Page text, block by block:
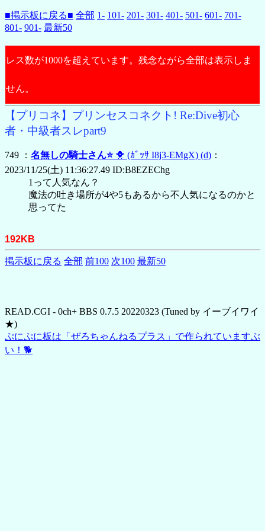
■掲示板に戻る■ 全部 1- 101- 201- 301- 401- 501- 601- 701-
801- 901- 最新50
レス数が1000を超えています。残念ながら全部は表示しま
せん。
【プリコネ】プリンセスコネクト! Re:Dive初心
者・中級者スレpart9
749 ： 名無しの騎士さん⭐ 🐥 (ｶﾞｯｻ I8j3-EMgX) (d) ：
2023/11/25(土) 11:36:27.49 ID:B8EZEChg
1って人気なん？
魔法の吐き場所が4や5もあるから不人気になるのかと
思ってた
192KB
掲示板に戻る 全部 前100 次100 最新50
READ.CGI - 0ch+ BBS 0.7.5 20220323 (Tuned by イーブイワイ
★)
ぷにぷに板は「ぜろちゃんねるプラス」で作られていますぶ
い！🐕